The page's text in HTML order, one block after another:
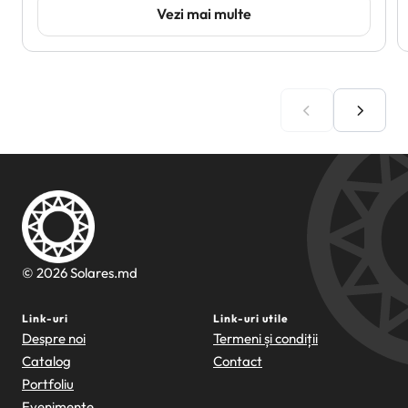
Vezi mai multe
© 2026 Solares.md
Link-uri
Despre noi
Catalog
Portfoliu
Link-uri utile
Termeni și condiții
Contact